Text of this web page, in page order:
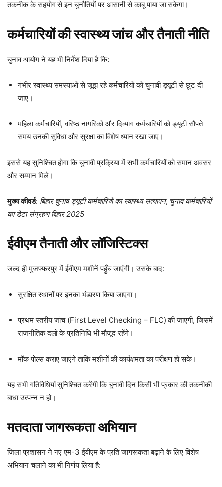
तकनीक के सहयोग से इन चुनौतियों पर आसानी से काबू पाया जा सकेगा।
कर्मचारियों की स्वास्थ्य जांच और तैनाती नीति
चुनाव आयोग ने यह भी निर्देश दिया है कि:
गंभीर स्वास्थ्य समस्याओं से जूझ रहे कर्मचारियों को चुनावी ड्यूटी से छूट दी
जाए।
महिला कर्मचारियों, वरिष्ठ नागरिकों और दिव्यांग कर्मचारियों को ड्यूटी सौंपते
समय उनकी सुविधा और सुरक्षा का विशेष ध्यान रखा जाए।
इससे यह सुनिश्चित होगा कि चुनावी प्रक्रिया में सभी कर्मचारियों को समान अवसर
और सम्मान मिले।
मुख्य कीवर्ड: बिहार चुनाव ड्यूटी कर्मचारियों का स्वास्थ्य सत्यापन, चुनाव कर्मचारियों
का डेटा संग्रहण बिहार 2025
ईवीएम तैनाती और लॉजिस्टिक्स
जल्द ही मुजफ्फरपुर में ईवीएम मशीनें पहुँच जाएंगी। उसके बाद:
सुरक्षित स्थानों पर इनका भंडारण किया जाएगा।
प्रथम स्तरीय जांच (First Level Checking – FLC) की जाएगी, जिसमें
राजनीतिक दलों के प्रतिनिधि भी मौजूद रहेंगे।
मॉक पोल्स कराए जाएंगे ताकि मशीनों की कार्यक्षमता का परीक्षण हो सके।
यह सभी गतिविधियां सुनिश्चित करेंगी कि चुनावी दिन किसी भी प्रकार की तकनीकी
बाधा उत्पन्न न हो।
मतदाता जागरूकता अभियान
जिला प्रशासन ने नए एम-3 ईवीएम के प्रति जागरूकता बढ़ाने के लिए विशेष
अभियान चलाने का भी निर्णय लिया है: